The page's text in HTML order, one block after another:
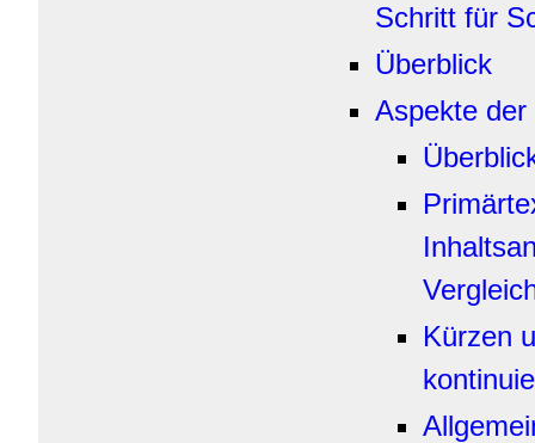
Schritt für
Überblick
Aspekte
Kürzen